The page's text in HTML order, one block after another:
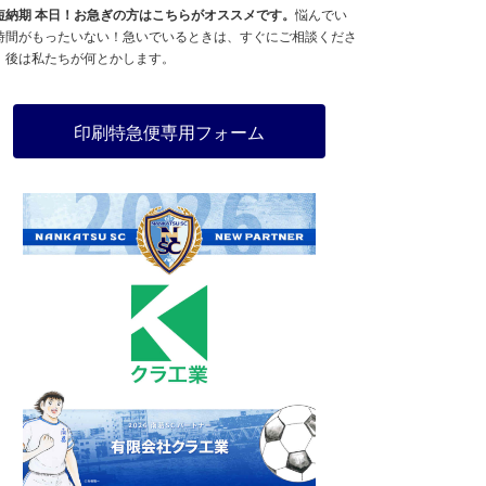
納期 本日！お急ぎの方はこちらがオススメです。悩んでい
間がもったいない！急いでいるときは、すぐにご相談くださ
後は私たちが何とかします。
印刷特急便専用フォーム